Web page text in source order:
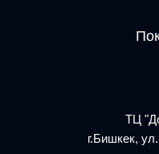
ТЦ
г.Бишкек,